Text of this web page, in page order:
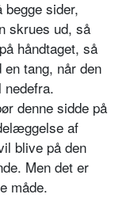
sider,
skrues ud, så
håndtaget, så
tang, når den
denne sidde på
af
blive på den
Men det er
måde.